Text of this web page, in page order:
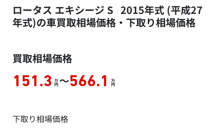
ロータス エキシージ S 2015年式 (平成27
年式)の車買取相場価格・下取り相場価格
買取相場価格
151.3 万
円 ～566.1 万
円
下取り相場価格